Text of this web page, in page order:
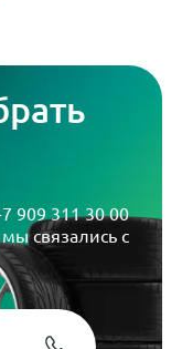
909 311 30 00
связались с